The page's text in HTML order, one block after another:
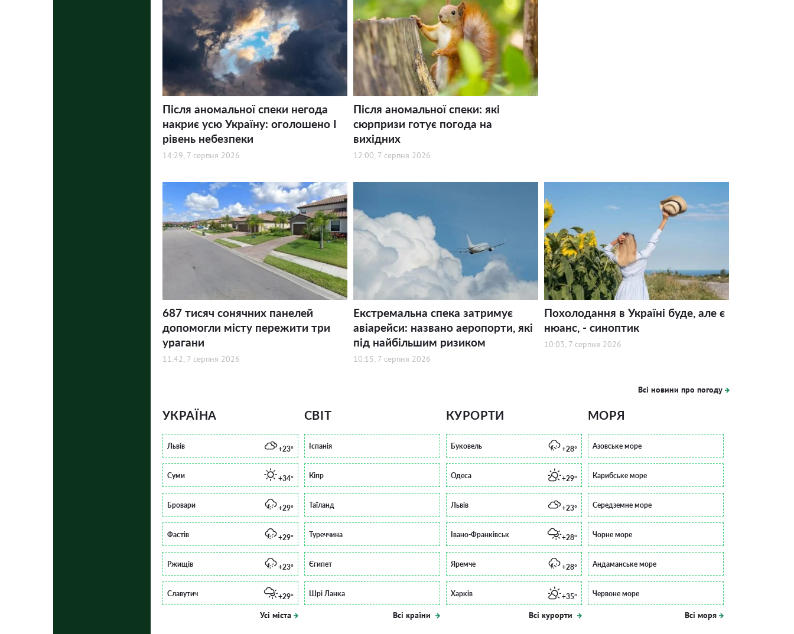
Після аномальної спеки негода
накриє усю Україну: оголошено І
рівень небезпеки
14:29, 7 серпня 2026
Після аномальної спеки: які
сюрпризи готує погода на
вихідних
12:00, 7 серпня 2026
687 тисяч сонячних панелей
допомогли місту пережити три
урагани
11:42, 7 серпня 2026
Екстремальна спека затримує
авіарейси: названо аеропорти, які
під найбільшим ризиком
10:15, 7 серпня 2026
Похолодання в Україні буде, але є
нюанс, - синоптик
10:03, 7 серпня 2026
Всі новини про погоду
УКРАЇНА
Львів +23°
Суми +34°
Бровари +29°
Фастів +29°
Ржищів +23°
Славутич +29°
Усі міста
СВІТ
Іспанія
Кіпр
Таїланд
Туреччина
Єгипет
Шрі Ланка
Всі країни
КУРОРТИ
Буковель +28°
Одеса +29°
Львів +23°
Івано-Франківськ +28°
Яремче +28°
Харків +35°
Всі курорти
МОРЯ
Азовське море
Карибське море
Середземне море
Чорне море
Андаманське море
Червоне море
Всі моря